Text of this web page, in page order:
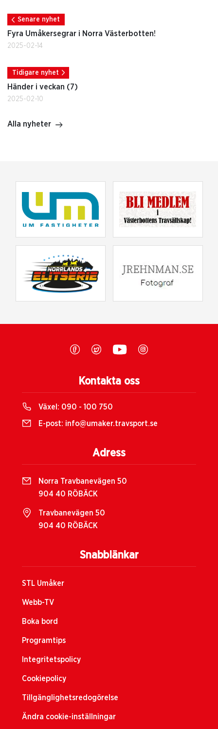
Senare nyhet
Fyra Umåkersegrar i Norra Västerbotten!
2025-02-14
Tidigare nyhet
Händer i veckan (7)
2025-02-10
Alla nyheter
Snabblänkar
STL Umåker
Webb-TV
Boka bord
Programtips
Integritetspolicy
Cookiepolicy
Tillgänglighetsredogörelse
Ändra cookie-inställningar
Kontakta oss
Växel: 090 - 100 750
E-post: info@umaker.travsport.se
Adress
Norra Travbanevägen 50
904 40 RÖBÄCK
Travbanevägen 50
904 40 RÖBÄCK